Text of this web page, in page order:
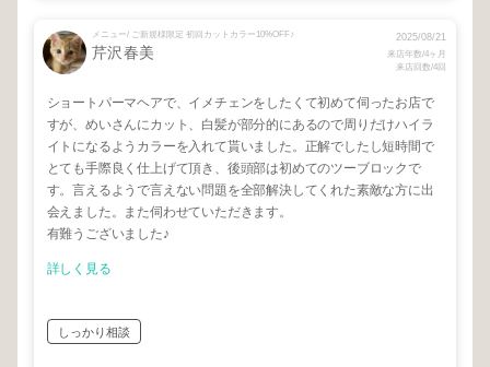
メニュー/ ご新規様限定 初回カットカラー10%OFF♪
芹沢春美
2025/08/21
来店年数/4ヶ月
来店回数/4回
ショートパーマヘアで、イメチェンをしたくて初めて伺ったお店で
すが、めいさんにカット、白髪が部分的にあるので周りだけハイラ
イトになるようカラーを入れて貰いました。正解でしたし短時間で
とても手際良く仕上げて頂き、後頭部は初めてのツーブロックで
す。言えるようで言えない問題を全部解決してくれた素敵な方に出
会えました。また伺わせていただきます。
有難うございました♪
詳しく見る
しっかり相談